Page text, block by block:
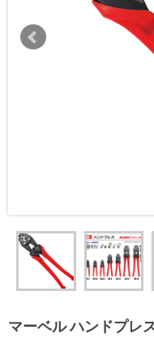
マーベル ハンドプレ